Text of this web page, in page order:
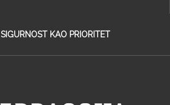
SIGURNOST KAO PRIORITET